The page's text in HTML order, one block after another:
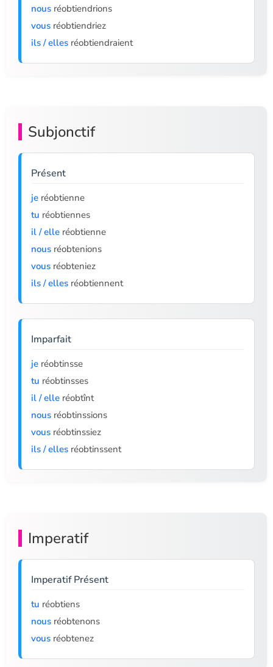
nous réobtiendrions
vous réobtiendriez
ils / elles réobtiendraient
Subjonctif
Présent
je réobtienne
tu réobtiennes
il / elle réobtienne
nous réobtenions
vous réobteniez
ils / elles réobtiennent
Imparfait
je réobtinsse
tu réobtinsses
il / elle réobtînt
nous réobtinssions
vous réobtinssiez
ils / elles réobtinssent
Imperatif
Imperatif Présent
tu réobtiens
nous réobtenons
vous réobtenez